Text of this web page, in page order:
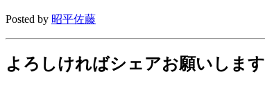
Posted by 昭平佐藤
よろしければシェアお願いします